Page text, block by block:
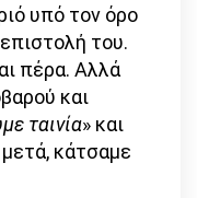
υπό τον όρο
του.
πέρα. Αλλά
και
ταινία» και
κάτσαμε